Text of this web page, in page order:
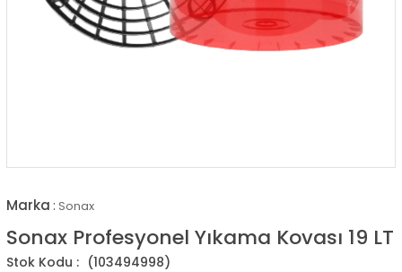
Marka : Sonax
Sonax Profesyonel Yıkama Kovası 19 LT
(103494998)